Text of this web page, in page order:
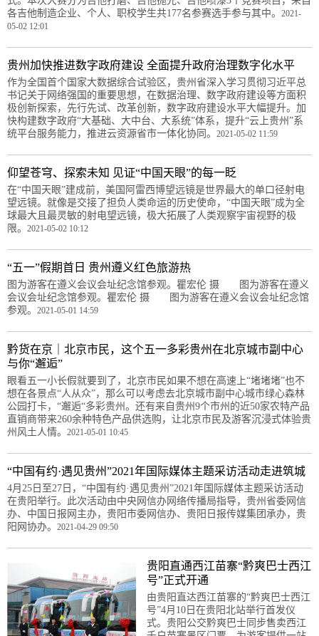
各吉他制造企业、个人、职校学生共177名参赛选手参与其中。 2021-
05-02 12:01
贵州加快推进数字政府建设 全面提升政府治理数字化水平
作为全国首个国家大数据综合试验区，贵州省深入学习贯彻习近平总
书记关于网络强国的重要思想，在数据治理、数字政府建设等方面积
极创新探索，先行先试、改革创新，数字政府建设水平大幅提升。加
快构建数字政府“大基础、大中台、大系统”体系，提升“云上贵州”系
统平台服务能力，推进云资源省市一体化协同。 2021-05-02 11:59
仰望苍穹、探索未知 见证“中国天眼”的每一眨
在“中国天眼”建成前，美国阿雷西博望远镜是世界最大的单口径射电
望远镜。就像是交接了担负人类命运的历史使命，“中国天眼”成为全
球最大且最灵敏的射电望远镜，极大拓展了人类观察宇宙视野的极
限。 2021-05-02 10:12
“五一”假期首日 贵州遵义红色旅游热
图为游客在遵义会议会址纪念馆参观。瞿宏伦 摄 图为游客在遵义
会议会址纪念馆参观。瞿宏伦 摄 图为游客在遵义会议会址纪念馆
参观。 2021-05-01 14:59
黔货在京｜北京市民，这个五一多彩贵州在北京城市副中心
与你“邂逅”
眼看五一小长假就要到了，北京市民如果不想在高速上“堵堵堵”也不
想在各景点“人从众”，那么可以考虑去北京城市副中心城市绿心森林
公园打卡，“邂逅“多彩贵州。还有来自贵州9个市州的近50家农特产品
直销商带来260余种特色产品供选购，让北京市民及游客沉浸式体验贵
州风土人情。 2021-05-01 10:45
“中国有约·遇见贵州”2021年国际媒体主题采访活动走进筑城
4月25日至27日，“中国有约·遇见贵州”2021年国际媒体主题采访活动
在贵阳举行。此次活动由中央网信办网络传播局指导，贵州省委网信
办、中国日报网主办，贵阳市委网信办、贵阳日报传媒集团承办，贵
阳网协办。 2021-04-29 09:50
贵阳直通西江苗寨“黔爽巴士西江
号”正式开通
由贵阳直达西江苗寨的“黔爽巴士西江
号”4月10日在贵阳北站举行首发仪
式。贵阳公交黔爽巴士同步售卖西江